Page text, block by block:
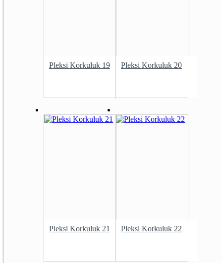
Pleksi Korkuluk 19 Pleksi Korkuluk 20
Pleksi Korkuluk 21 Pleksi Korkuluk 22